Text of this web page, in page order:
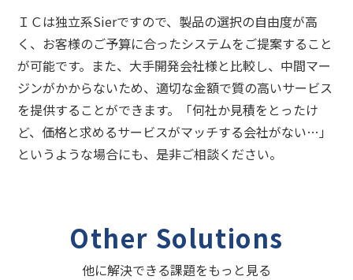
ＩＣは独立系Sierですので、製品の選択の自由度が高
く、お客様のご予算に合ったシステムをご提案すること
が可能です。また、大手開発会社様と比較し、中間マー
ジンがかからないため、適切な金額で質の高いサービス
を提供することができます。「何社か見積をとったけ
ど、価格と求めるサービスがマッチする会社がない…」
というような場合にも、是非ご相談ください。
Other Solutions
他に解決できる課題をもっと見る